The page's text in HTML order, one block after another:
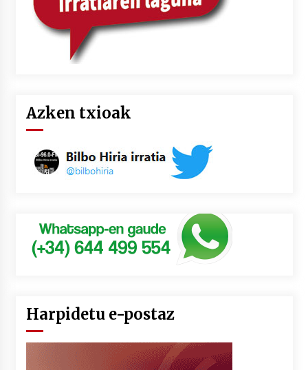
Azken txioak
Harpidetu e-postaz